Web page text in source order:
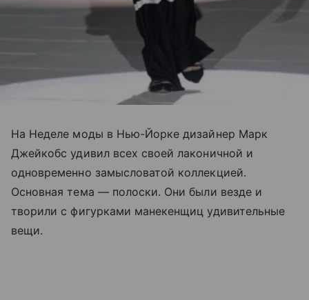
На Неделе моды в Нью-Йорке дизайнер Марк
Джейкобс удивил всех своей лаконичной и
одновременно замысловатой коллекцией.
Основная тема — полоски. Они были везде и
творили с фигурками манекенщиц удивительные
вещи.